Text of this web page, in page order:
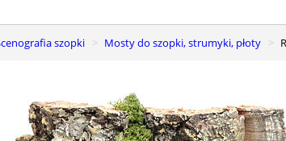
Scenografia szopki Mosty do szopki, strumyki, płoty